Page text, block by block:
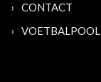
CONTACT
VOETBALPOOL